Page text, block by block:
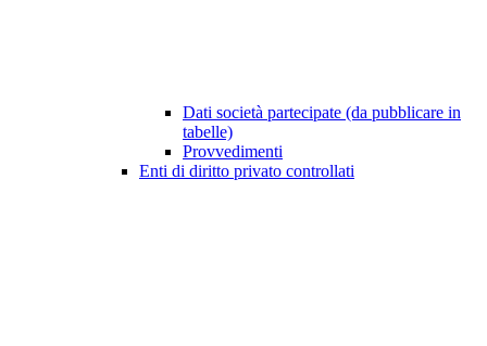
Dati società partecipate (da pubblicare in
tabelle)
Provvedimenti
Enti di diritto privato controllati